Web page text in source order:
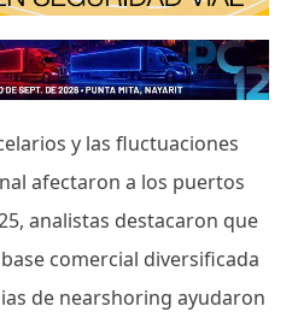
y las fluctuaciones
afectaron a los puertos
analistas destacaron que
comercial diversificada
de nearshoring ayudaron